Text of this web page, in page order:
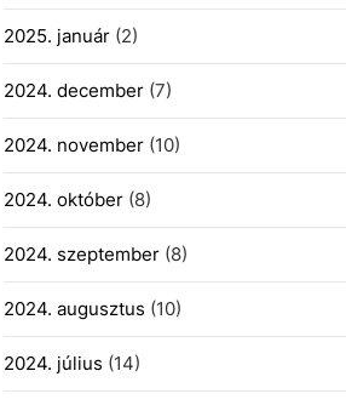
2025. január(2)
2024. december(7)
2024. november(10)
2024. október(8)
2024. szeptember(8)
2024. augusztus (10)
2024. július (14)